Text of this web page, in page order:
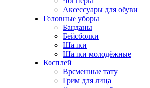
Аксессуары для обуви
Головные уборы
Банданы
Бейсболки
Шапки
Шапки молодёжные
Косплей
Временные тату
Грим для лица